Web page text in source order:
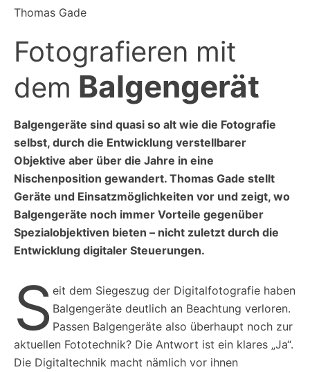
Thomas Gade
Fotografieren mit
dem Balgengerät
Balgengeräte sind quasi so alt wie die Fotografie
selbst, durch die Entwicklung verstellbarer
Objektive aber über die Jahre in eine
Nischenposition gewandert. Thomas Gade stellt
Geräte und Einsatzmöglichkeiten vor und zeigt, wo
Balgengeräte noch immer Vorteile gegenüber
Spezialobjektiven bieten – nicht zuletzt durch die
Entwicklung digitaler Steuerungen.
S eit dem Siegeszug der Digitalfotografie haben
Balgengeräte deutlich an Beachtung verloren.
Passen Balgengeräte also überhaupt noch zur
aktuellen Fototechnik? Die Antwort ist ein klares „Ja“.
Die Digitaltechnik macht nämlich vor ihnen